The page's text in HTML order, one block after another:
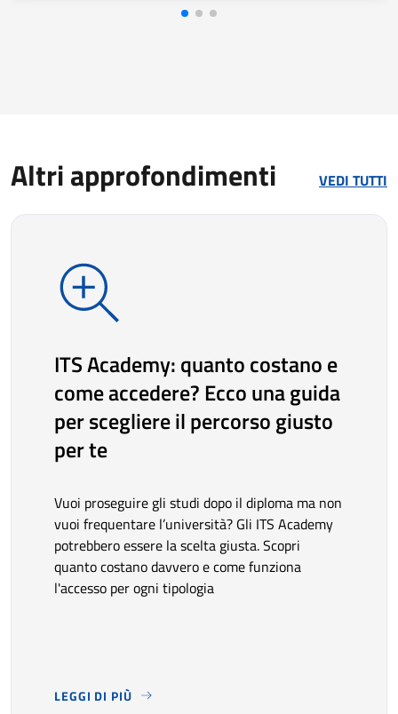
Altri approfondimenti VEDI TUTTI
ITS Academy: quanto costano e
come accedere? Ecco una guida
per scegliere il percorso giusto
per te
Vuoi proseguire gli studi dopo il diploma ma non
vuoi frequentare l’università? Gli ITS Academy
potrebbero essere la scelta giusta. Scopri
quanto costano davvero e come funziona
l'accesso per ogni tipologia
LEGGI DI PIÙ
VUOI PROSEGUIRE GLI STUDI DOPO IL DIPLOMA MA